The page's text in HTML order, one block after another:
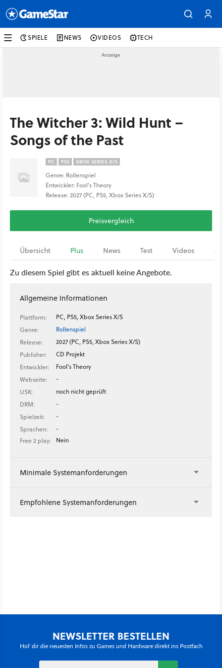
SPIELE NEWS VIDEOS TECH
The Witcher 3: Wild Hunt –
Songs of the Past
PC PS5 XBOX SERIES X/S
Genre: Rollenspiel
Entwickler: Fool's Theory
Release: 2027 (PC, PS5, Xbox Series X/S)
Preisvergleich
Übersicht Plus News Test Videos
Zu diesem Spiel gibt es aktuell keine Angebote.
Allgemeine Informationen
Plattform:
PC, PS5, Xbox Series X/S
Genre:
Rollenspiel
Release:
2027 (PC, PS5, Xbox Series X/S)
Publisher:
CD Projekt
Entwickler:
Fool's Theory
Webseite:
-
USK:
noch nicht geprüft
DRM:
-
Spielzeit:
-
Sprachen:
-
Free 2 play:
Nein
Minimale Systemanforderungen
Empfohlene Systemanforderungen
NEWSLETTER BESTELLEN
Hol' dir die neuesten Infos zu Games und Hardware direkt ins Postfach